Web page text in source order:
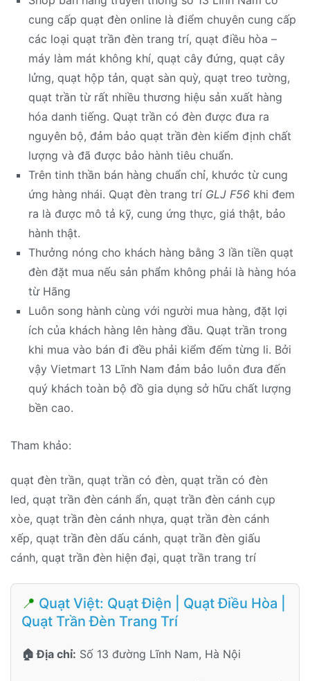
cung cấp quạt đèn online là điểm chuyên cung cấp
các loại quạt trần đèn trang trí, quạt điều hòa –
máy làm mát không khí, quạt cây đứng, quạt cây
lửng, quạt hộp tản, quạt sàn quỳ, quạt treo tường,
quạt trần từ rất nhiều thương hiệu sản xuất hàng
hóa danh tiếng. Quạt trần có đèn được đưa ra
nguyên bộ, đảm bảo quạt trần đèn kiểm định chất
lượng và đã được bảo hành tiêu chuẩn.
Trên tinh thần bán hàng chuẩn chỉ, khước từ cung
ứng hàng nhái. Quạt đèn trang trí GLJ F56khi đem
ra là được mô tả kỹ, cung ứng thực, giá thật, bảo
hành thật.
Thưởng nóng cho khách hàng bằng 3 lần tiền quạt
đèn đặt mua nếu sản phẩm không phải là hàng hóa
từ Hãng
Luôn song hành cùng với người mua hàng, đặt lợi
ích của khách hàng lên hàng đầu. Quạt trần trong
khi mua vào bán đi đều phải kiểm đếm từng li. Bởi
vậy Vietmart 13 Lĩnh Nam đảm bảo luôn đưa đến
quý khách toàn bộ đồ gia dụng sở hữu chất lượng
bền cao.
Tham khảo:
quạt đèn trần, quạt trần có đèn, quạt trần có đèn
led, quạt trần đèn cánh ẩn, quạt trần đèn cánh cụp
xòe, quạt trần đèn cánh nhựa, quạt trần đèn cánh
xếp, quạt trần đèn dấu cánh, quạt trần đèn giấu
cánh, quạt trần đèn hiện đại, quạt trần trang trí
📍 Quạt Việt: Quạt Điện | Quạt Điều Hòa |
Quạt Trần Đèn Trang Trí
🏠 Địa chỉ: Số 13 đường Lĩnh Nam, Hà Nội